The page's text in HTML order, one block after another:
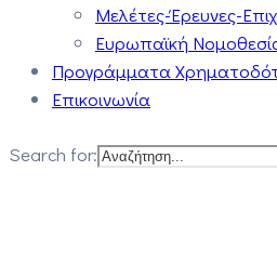
Μελέτες-Έρευνες-
Ευρωπαϊκή
Προγράμματα
Επικοινωνία
Search for: